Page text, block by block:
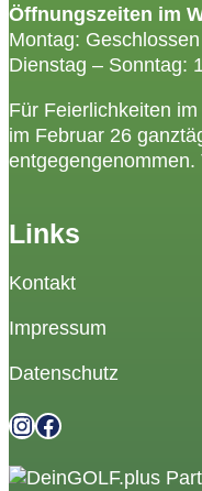
Öffnungszeiten im
Montag: Geschlossen
Dienstag – Sonntag:
Für Feierlichkeiten
im Februar 26
entgegengenommen.
Links
Kontakt
Impressum
Datenschutz
Instagram
Facebook